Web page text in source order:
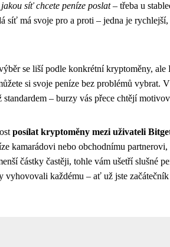
síť chcete peníze poslat– třeba u
síť má svoje pro a proti – jedna je
se liší podle konkrétní kryptoměny,
si svoje peníze bez problémů vybrat.
standardem – burzy vás přece chtějí
posílat kryptoměny mezi uživateli
kamarádovi nebo obchodnímu
částky častěji, tohle vám ušetří slušné
vyhovovali každému – ať už jste